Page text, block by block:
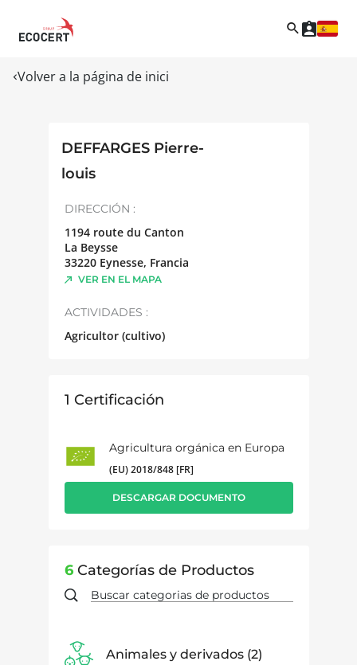
Volver a la página de inici
DEFFARGES Pierre-
louis
DIRECCIÓN :
1194 route du Canton
La Beysse
33220 Eynesse, Francia
VER EN EL MAPA
ACTIVIDADES :
Agricultor (cultivo)
1 Certificación
Agricultura orgánica en Europa
(EU) 2018/848 [FR]
DESCARGAR DOCUMENTO
6Categorías de Productos
Animales y derivados 2